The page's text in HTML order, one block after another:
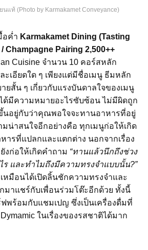
แท้ (Photo by Karmakamet Conveyance)
อค่ำ Karmakamet Dining (Tasting
Champagne Pairing 2,500++
Cuisine จำนวน 10 คอร์สหลัก
ะเอียดใด ๆ เพียงแต่มีชื่อเมนู ธีมหลัก
สั้น ๆ เกี่ยวกับแรงบันดาลใจของเมนู
ด้มีความหมายอะไรซับซ้อน ไม่มีผิดถูก
นอยู่กับว่าคุณพอใจจะทานอาหารที่อยู่
มน่าสนใจอีกอย่างคือ ทุกเมนูก่อให้เกิด
รที่แปลกและแตกต่าง นอกจากเรื่อง
งก่อให้เกิดคำถาม “ทานแล้วนึกถึงช่วง
ร และทำไมถึงมีความทรงจำแบบนั้น?”
หมือนได้เปิดลิ้นชักความทรงจำและ
มาแชร์กับเพื่อนร่วมโต๊ะอีกด้วย ทั้งนี้
พร้อมกับแชมเปญ ซึ่งเป็นเครื่องดื่มที่
ในเรื่องของรสชาติได้มาก